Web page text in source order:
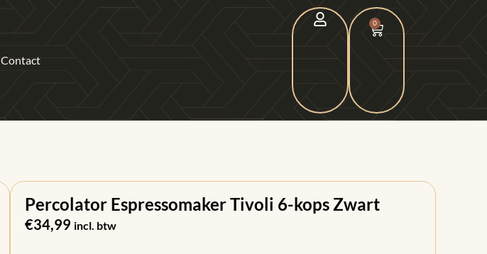
Contact
0
Percolator Espressomaker Tivoli 6-kops Zwart
€34,99 incl. btw